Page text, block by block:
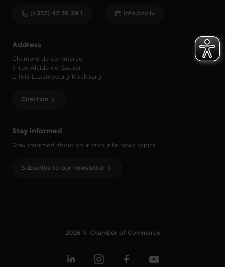
Stay informed
Stay informed about your favourite news topics.
Subscribe to our newsletter
Address
Chambre de commerce
7, rue Alcide de Gasperi
L-1615 Luxembourg-Kirchberg
Direction
(+352) 42 39 39 1 info@cc.lu
2026 © Chamber of Commerce